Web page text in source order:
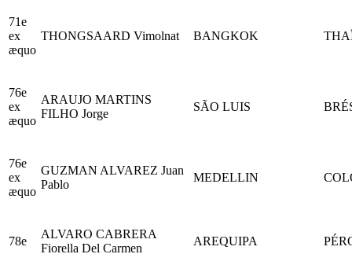
71e
ex
æquo
THONGSAARD Vimolnat BANGKOK
76e
ex
æquo
ARAUJO MARTINS
FILHO Jorge
SÃO LUIS
76e
ex
æquo
GUZMAN ALVAREZ Juan
Pablo
MEDELLIN
78e
ALVARO CABRERA
Fiorella Del Carmen
AREQUIPA